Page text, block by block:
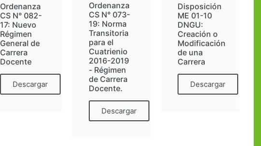
Ordenanza
CS N° 082-
17: Nuevo
Régimen
General de
Carrera
Docente
Descargar
Ordenanza
CS N° 073-
19: Norma
Transitoria
para el
Cuatrienio
2016-2019
- Régimen
de Carrera
Docente.
Descargar
Disposición
ME 01-10
DNGU:
Creación o
Modificación
de una
Carrera
Descargar